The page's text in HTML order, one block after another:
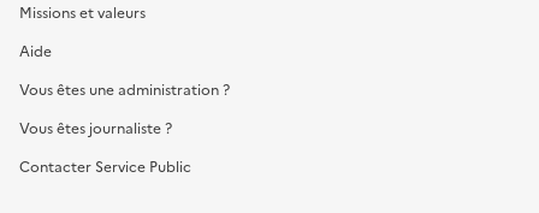
Missions et valeurs
Aide
Vous êtes une administration ?
Vous êtes journaliste ?
Contacter Service Public